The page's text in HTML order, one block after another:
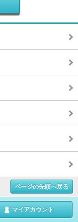
ページの先頭へ戻る
マイアカウント